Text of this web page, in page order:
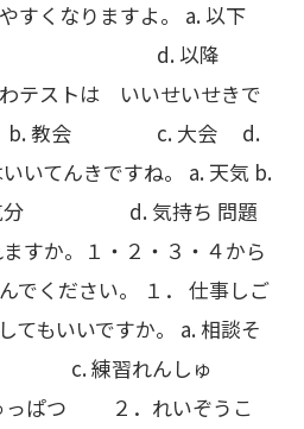
すくなりますよ。 a. 以下
上 d. 以降
テストは いいせいせきで
b. 教会 c. 大会 d.
いてんきですね。 a. 天気 b.
d. 気持ち 問題
すか。１・２・３・４から
でください。 １． 仕事しご
もいいですか。 a. 相談そ
c. 練習れんしゅ
つ ２．れいぞうこ